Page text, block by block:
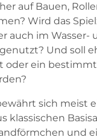
auf Bauen,
Wird das
auch im Wasser-
Und soll
oder ein
sich meist
klassischen
und